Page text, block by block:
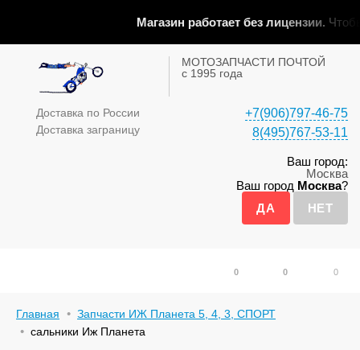
Магазин работает без лицензии.Чтобы
МОТОЗАПЧАСТИ ПОЧТОЙ
с 1995 года
Доставка по России
Доставка заграницу
+7(906)797-46-75
8(495)767-53-11
Ваш город:
Москва
Ваш город Москва?
0
0 0
Главная
Запчасти ИЖ Планета 5, 4, 3, СПОРТ
сальники Иж Планета